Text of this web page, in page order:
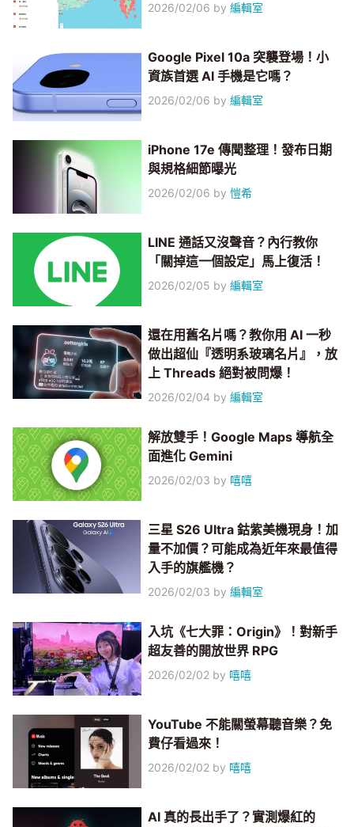
2026/02/06 by編輯室
Google Pixel 10a 突襲登場！小
資族首選 AI 手機是它嗎？
2026/02/06 by編輯室
iPhone 17e 傳聞整理！發布日期
與規格細節曝光
2026/02/06 by愷希
LINE 通話又沒聲音？內行教你
「關掉這一個設定」馬上復活！
2026/02/05 by編輯室
還在用舊名片嗎？教你用 AI 一秒
做出超仙『透明系玻璃名片』，放
上 Threads 絕對被問爆！
2026/02/04 by編輯室
解放雙手！Google Maps 導航全
面進化 Gemini
2026/02/03 by 嘻嘻
三星 S26 Ultra 鈷紫美機現身！加
量不加價？可能成為近年來最值得
入手的旗艦機？
2026/02/03 by編輯室
入坑《七大罪：Origin》！對新手
超友善的開放世界 RPG
2026/02/02 by 嘻嘻
YouTube 不能關螢幕聽音樂？免
費仔看過來！
2026/02/02 by 嘻嘻
AI 真的長出手了？實測爆紅的